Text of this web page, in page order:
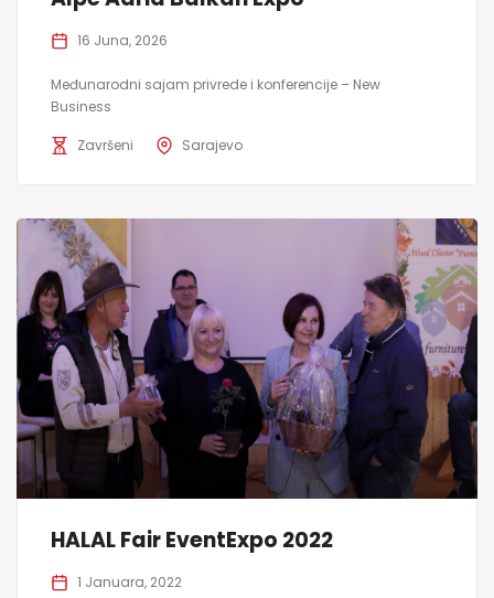
16 Juna, 2026
Međunarodni sajam privrede i konferencije – New
Business
Završeni Sarajevo
HALAL Fair EventExpo 2022
1 Januara, 2022